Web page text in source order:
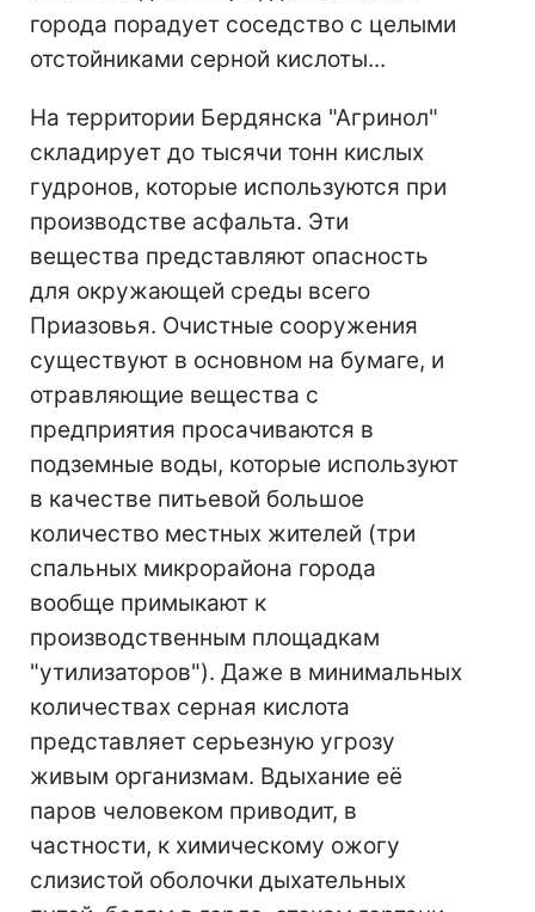
города порадует соседство с целыми
отстойниками серной кислоты...
На территории Бердянска "Агринол"
складирует до тысячи тонн кислых
гудронов, которые используются при
производстве асфальта. Эти
вещества представляют опасность
для окружающей среды всего
Приазовья. Очистные сооружения
существуют в основном на бумаге, и
отравляющие вещества с
предприятия просачиваются в
подземные воды, которые используют
в качестве питьевой большое
количество местных жителей (три
спальных микрорайона города
вообще примыкают к
производственным площадкам
"утилизаторов"). Даже в минимальных
количествах серная кислота
представляет серьезную угрозу
живым организмам. Вдыхание её
паров человеком приводит, в
частности, к химическому ожогу
слизистой оболочки дыхательных